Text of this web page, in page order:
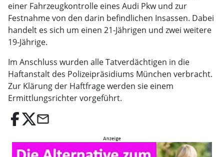
einer Fahrzeugkontrolle eines Audi Pkw und zur
Festnahme von den darin befindlichen Insassen. Dabei
handelt es sich um einen 21-Jährigen und zwei weitere
19-Jährige.
Im Anschluss wurden alle Tatverdächtigen in die
Haftanstalt des Polizeipräsidiums München verbracht.
Zur Klärung der Haftfrage werden sie einem
Ermittlungsrichter vorgeführt.
email